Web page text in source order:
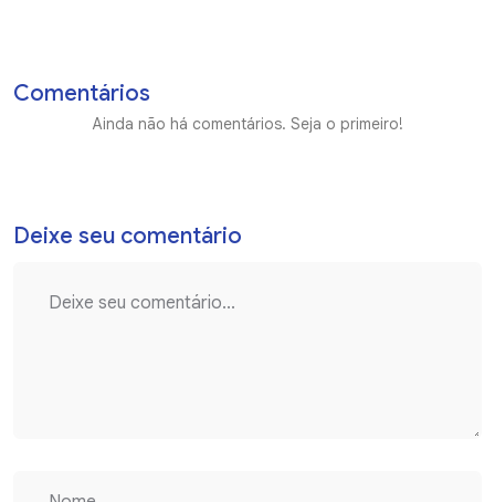
Comentários
Ainda não há comentários. Seja o primeiro!
Deixe seu comentário